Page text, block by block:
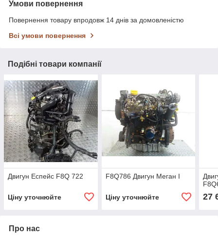
Умови повернення
Повернення товару впродовж 14 днів за домовленістю
Всі умови повернення
Подібні товари компанії
Двигун Еспейс F8Q 722
Ціну уточнюйте
F8Q786 Двигун Меган I
Ціну уточнюйте 27
Про нас